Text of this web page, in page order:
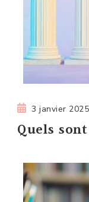
3 janvier 2025
Quels